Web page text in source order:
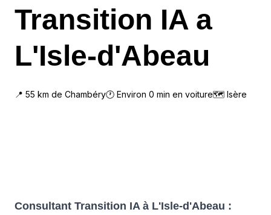
Transition IA a
L'Isle-d'Abeau
📍 55 km de Chambéry🕐 Environ 0 min en voiture🗺 Isère
Consultant Transition IA à L'Isle-d'Abeau :